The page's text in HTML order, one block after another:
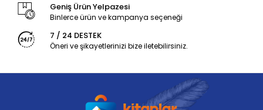
Geniş Ürün Yelpazesi
Binlerce ürün ve kampanya seçeneği
7 / 24 DESTEK
Öneri ve şikayetlerinizi bize iletebilirsiniz.